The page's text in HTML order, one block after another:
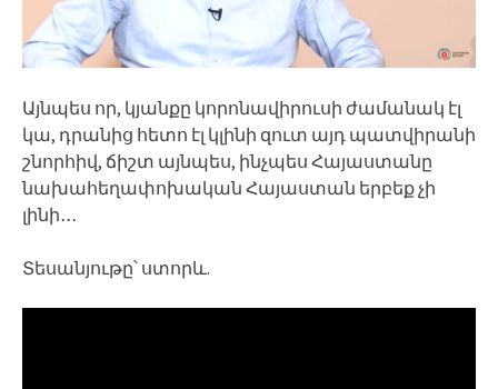
Այնպես որ, կյանքը կորոնավիրուսի ժամանակ էլ
կա, դրանից հետո էլ կլինի զուտ այդ պատվիրանի
շնորհիվ, ճիշտ այնպես, ինչպես Հայաստանը
նախահեղափոխական Հայաստան երբեք չի
լինի․․․
Տեսանյութը՝ ստորև.